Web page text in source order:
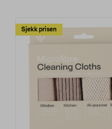
Sjekk prisen